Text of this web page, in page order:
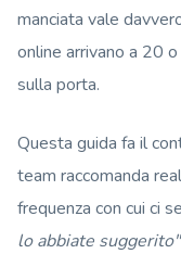
manciata vale
online arrivano a 20
sulla porta.
Questa guida fa il
team raccomanda
frequenza con cui ci
lo abbiate suggerito"